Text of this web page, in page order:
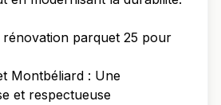
rénovation parquet 25 pour
Montbéliard : Une
et respectueuse